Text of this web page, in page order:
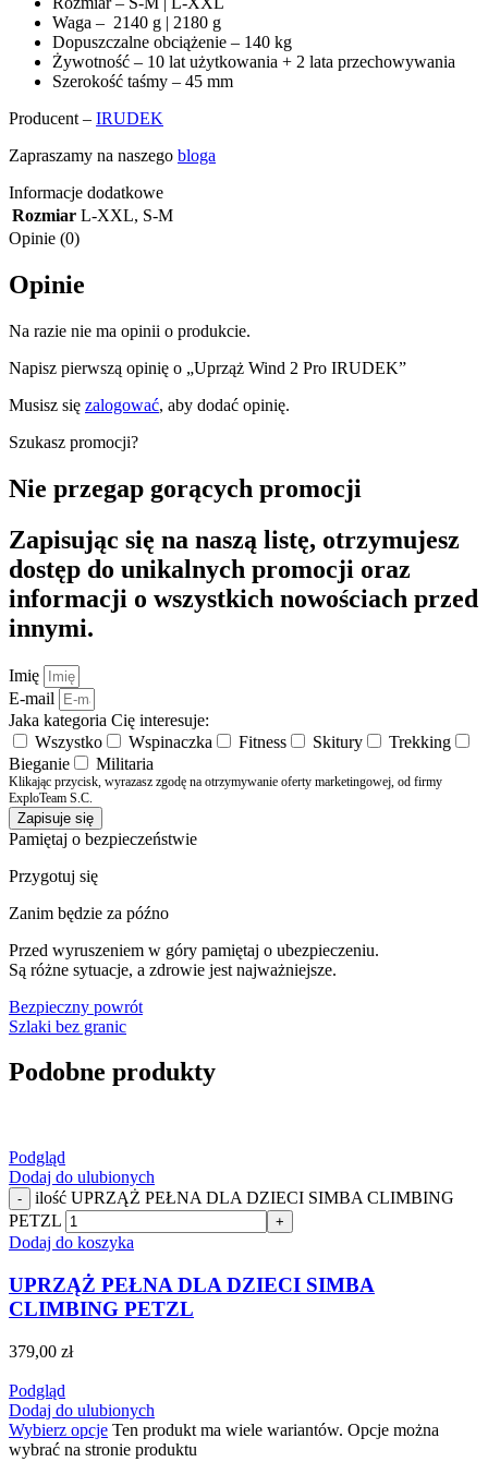
Waga – 2140 g | 2180 g
Dopuszczalne obciążenie – 140 kg
Żywotność – 10 lat użytkowania + 2 lata przechowywania
Szerokość taśmy – 45 mm
Producent – IRUDEK
Zapraszamy na naszego bloga
Informacje dodatkowe
Rozmiar L-XXL, S-M
Opinie (0)
Opinie
Na razie nie ma opinii o produkcie.
Napisz pierwszą opinię o „Uprząż Wind 2 Pro IRUDEK”
Musisz się zalogować, aby dodać opinię.
Szukasz promocji?
Nie przegap gorących promocji
Zapisując się na naszą listę, otrzymujesz
dostęp do unikalnych promocji oraz
informacji o wszystkich nowościach przed
innymi.
Imię
E-mail
Jaka kategoria Cię interesuje:
Wszystko
Wspinaczka Fitness Skitury
Trekking
Bieganie
Militaria
Klikając przycisk, wyrazasz zgodę na otrzymywanie oferty marketingowej, od firmy
ExploTeam S.C.
Zapisuje się
Pamiętaj o bezpieczeństwie
Przygotuj się
Zanim będzie za późno
Przed wyruszeniem w góry pamiętaj o ubezpieczeniu.
Są różne sytuacje, a zdrowie jest najważniejsze.
Bezpieczny powrót
Szlaki bez granic
Podobne produkty
Podgląd
Dodaj do ulubionych
-
ilość UPRZĄŻ PEŁNA DLA DZIECI SIMBA CLIMBING
PETZL
+
Dodaj do koszyka
UPRZĄŻ PEŁNA DLA DZIECI SIMBA
CLIMBING PETZL
379,00 zł
Podgląd
Dodaj do ulubionych
Wybierz opcje Ten produkt ma wiele wariantów. Opcje można
wybrać na stronie produktu